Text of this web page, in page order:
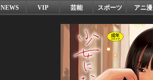
NEWS VIP 芸能 スポーツ アニ漫